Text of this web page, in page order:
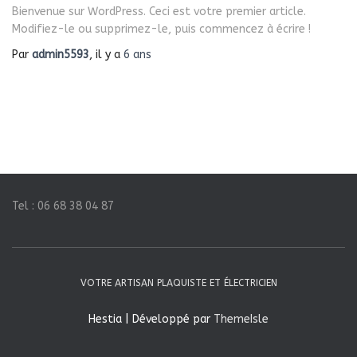
e
r
:
Bienvenue sur WordPress. Ceci est votre premier article.
Modifiez-le ou supprimez-le, puis commencez à écrire !
Par admin5593, il y a 6 ans
Tel : 06 68 38 04 87
VOTRE ARTISAN PLAQUISTE ET ÉLECTRICIEN
Hestia | Développé par ThemeIsle